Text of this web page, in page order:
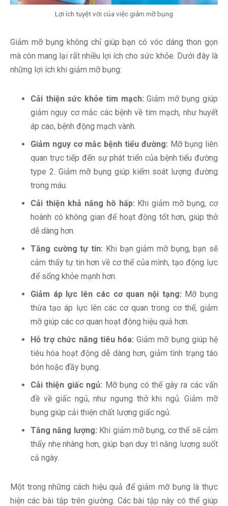
Lợi ích tuyệt vời của việc giảm mỡ bụng
Giảm mỡ bụng không chỉ giúp bạn có vóc dáng thon gọn
mà còn mang lại rất nhiều lợi ích cho sức khỏe. Dưới đây là
những lợi ích khi giảm mỡ bụng:
Cải thiện sức khỏe tim mạch: Giảm mỡ bụng giúp
giảm nguy cơ mắc các bệnh về tim mạch, như huyết
áp cao, bệnh động mạch vành.
Giảm nguy cơ mắc bệnh tiểu đường: Mỡ bụng liên
quan trực tiếp đến sự phát triển của bệnh tiểu đường
type 2. Giảm mỡ bụng giúp kiểm soát lượng đường
trong máu.
Cải thiện khả năng hô hấp: Khi giảm mỡ bụng, cơ
hoành có không gian để hoạt động tốt hơn, giúp thở
dễ dàng hơn.
Tăng cường tự tin: Khi bạn giảm mỡ bụng, bạn sẽ
cảm thấy tự tin hơn về cơ thể của mình, tạo động lực
để sống khỏe mạnh hơn.
Giảm áp lực lên các cơ quan nội tạng: Mỡ bụng
thừa tạo áp lực lên các cơ quan trong cơ thể, giảm
mỡ giúp các cơ quan hoạt động hiệu quả hơn.
Hỗ trợ chức năng tiêu hóa: Giảm mỡ bụng giúp hệ
tiêu hóa hoạt động dễ dàng hơn, giảm tình trạng táo
bón hoặc đầy bụng.
Cải thiện giấc ngủ: Mỡ bụng có thể gây ra các vấn
đề về giấc ngủ, như ngưng thở khi ngủ. Giảm mỡ
bụng giúp cải thiện chất lượng giấc ngủ.
Tăng năng lượng: Khi giảm mỡ bụng, cơ thể sẽ cảm
thấy nhẹ nhàng hơn, giúp bạn duy trì năng lượng suốt
cả ngày.
Một trong những cách hiệu quả để giảm mỡ bụng là thực
hiện các bài tập trên giường. Các bài tập này có thể giúp